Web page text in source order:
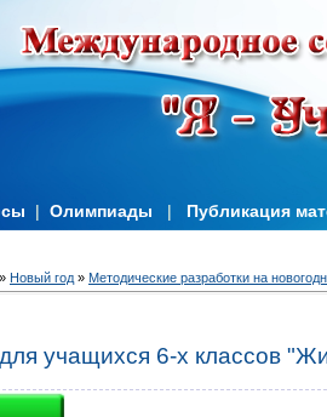
| Олимпиады | Публикация
» Новый год » Методические разработки на
учащихся 6-х классов